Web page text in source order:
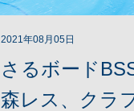
2021年08月05日
さるボード
森レス、クラ